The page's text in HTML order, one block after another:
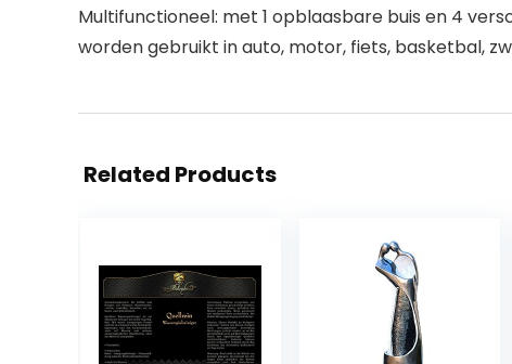
Multifunctioneel: met 1 opblaasbare buis en 4
worden gebruikt in auto, motor, fiets, basketbal,
Related Products